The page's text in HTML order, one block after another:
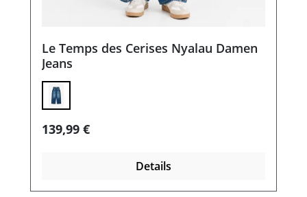
Le Temps des Cerises Nyalau Damen
Jeans
Regulärer Preis:
139,99 €
Details